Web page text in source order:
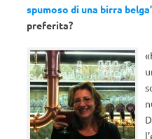
spumoso di una birra
preferita?